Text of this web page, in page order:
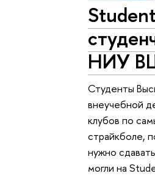
НИУ
Студенты
внеучебной
клубов по
страйкболе,
нужно
могли на